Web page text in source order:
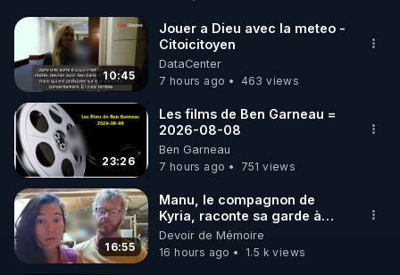
s.nté, c'est ça l'assurance m.ladie .
Alors moi je promeut l'assurance s.nté ...
Code réduction de 10 % sur toute la boutique
Warmcook qui produit entre autres l'excellent
extracteur REVO830 qu'utilise Thierry.
https://www.warmcook.com/14-kuvings
----------
Toutes les Vidéos sont présentes hors censure sur
la plateforme Crowdbunker :
10:45
Jouer a Dieu avec la meteo -
Citoicitoyen
DataCenter
7 hours ago
463 views
23:26
Les films de Ben Garneau =
2026-08-08
Ben Garneau
7 hours ago
751 views
16:55
Manu, le compagnon de
Kyria, raconte sa garde à
vue musclée. PARTAGEZ!
Devoir de Mémoire
16 hours ago
1.5 k views